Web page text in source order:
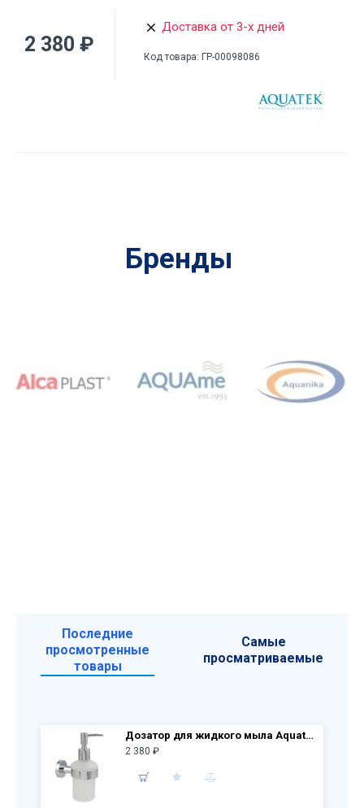
2 380 ₽
Доставка от 3-х дней
Код товара: ГР-00098086
Бренды
Последние
просмотренные
товары
Самые
просматриваемые
Дозатор для жидкого мыла Aquatek Вега AQ4005CR, белый, хром
2 380 ₽